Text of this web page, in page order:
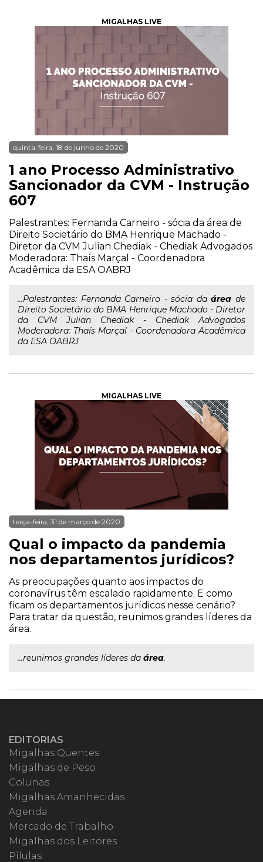
MIGALHAS LIVE
quinta-feira, 18 de junho de 2020
1 ano Processo Administrativo
Sancionador da CVM - Instrução
607
Palestrantes: Fernanda Carneiro - sócia da área de
Direito Societário do BMA Henrique Machado -
Diretor da CVM Julian Chediak - Chediak Advogados
Moderadora: Thaís Marçal - Coordenadora
Acadêmica da ESA OABRJ
...Palestrantes: Fernanda Carneiro - sócia daárea de
Direito Societário do BMA Henrique Machado - Diretor
da CVM Julian Chediak - Chediak Advogados
Moderadora: Thaís Marçal - Coordenadora Acadêmica
da ESA OABRJ
MIGALHAS LIVE
terça-feira, 31 de março de 2020
Qual o impacto da pandemia
nos departamentos jurídicos?
As preocupações quanto aos impactos do
coronavírus têm escalado rapidamente. E como
ficam os departamentos jurídicos nesse cenário?
Para tratar da questão, reunimos grandes líderes da
área.
...reunimos grandes líderes da área.
EDITORIAS
Migalhas Quentes
Migalhas de Peso
Colunas
Migalhas Amanhecidas
Agenda
Mercado de Trabalho
Migalhas dos Leitores
Pílulas